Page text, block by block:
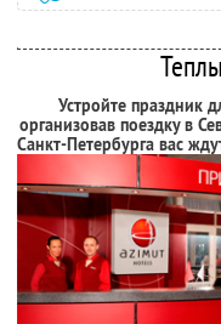
Устройте праздник
организовав поездку в
Санкт-Петербурга вас